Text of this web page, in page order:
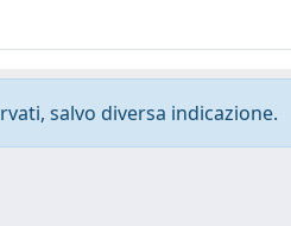
salvo diversa indicazione.